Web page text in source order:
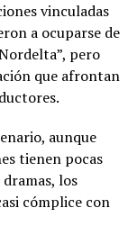
vinculadas
a ocuparse de
pero
que afrontan
aunque
tienen pocas
los
cómplice con